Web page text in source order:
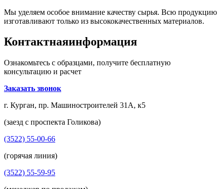
Мы уделяем особое внимание качеству сырья. Всю продукцию
изготавливают только из высококачественных материалов.
Контактнаяинформация
Ознакомьтесь с образцами, получите бесплатную
консультацию и расчет
Заказать звонок
г. Курган, пр. Машиностроителей 31А, к5
(заезд с проспекта Голикова)
(3522) 55-00-66
(горячая линия)
(3522) 55-59-95